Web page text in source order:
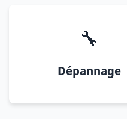
🔧
Dépannage